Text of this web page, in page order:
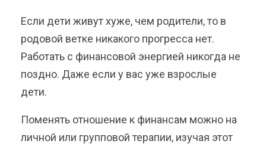
Если дети живут хуже, чем родители, то в
родовой ветке никакого прогресса нет.
Работать с финансовой энергией никогда не
поздно. Даже если у вас уже взрослые
дети.
Поменять отношение к финансам можно на
личной или групповой терапии, изучая этот